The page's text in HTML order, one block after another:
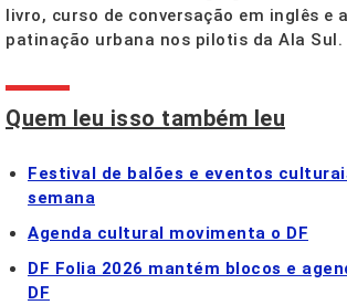
livro, curso de conversação em inglês e
patinação urbana nos pilotis da Ala Sul.
Quem leu isso também leu
Festival de balões e eventos
semana
Agenda cultural movimenta o DF
DF Folia 2026 mantém blocos e
DF